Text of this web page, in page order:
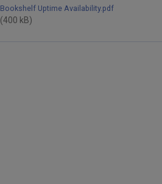
Bookshelf Uptime Availability.pdf
(400 kB)